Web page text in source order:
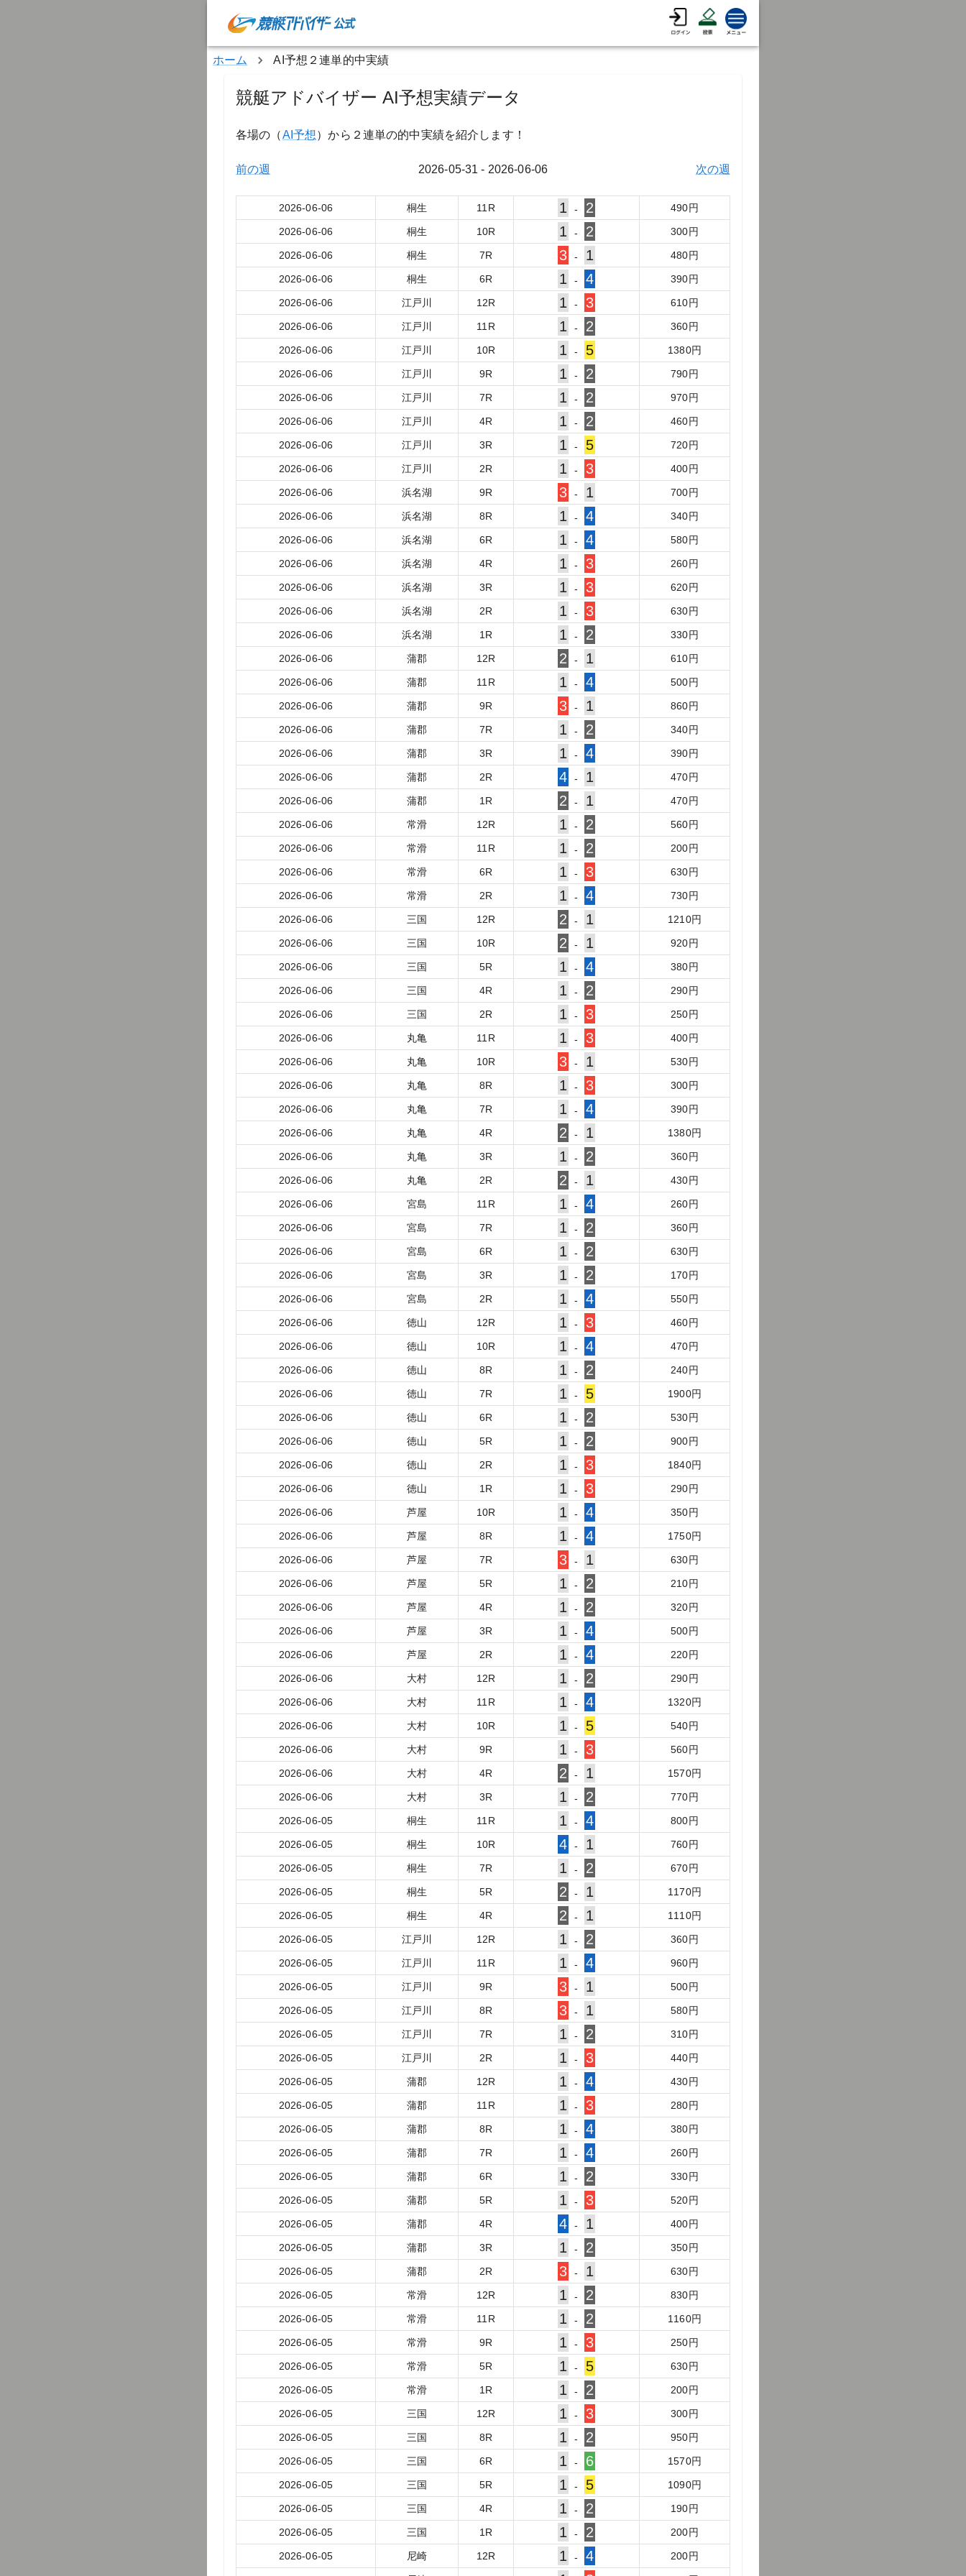
ホーム AI予想２連単的中実績
競艇アドバイザー AI予想実績データ
各場の（AI予想）から２連単の的中実績を紹介します！
前の週 2026-05-31 - 2026-06-06 次の週
2026-06-06 桐生 11 R 1 - 2 490円
2026-06-06 桐生 10R 1 - 2 300円
2026-06-06 桐生 7R 3 - 1 480円
2026-06-06 桐生 6R 1 - 4 390円
2026-06-06 江戸川 12R 1 - 3 610円
2026-06-06 江戸川 11 R 1 - 2 360円
2026-06-06 江戸川 10R 1 - 5 1380円
2026-06-06 江戸川 9R 1 - 2 790円
2026-06-06 江戸川 7R 1 - 2 970円
2026-06-06 江戸川 4R 1 - 2 460円
2026-06-06 江戸川 3R 1 - 5 720円
2026-06-06 江戸川 2R 1 - 3 400円
2026-06-06 浜名湖 9R 3 - 1 700円
2026-06-06 浜名湖 8R 1 - 4 340円
2026-06-06 浜名湖 6R 1 - 4 580円
2026-06-06 浜名湖 4R 1 - 3 260円
2026-06-06 浜名湖 3R 1 - 3 620円
2026-06-06 浜名湖 2R 1 - 3 630円
2026-06-06 浜名湖 1 R 1 - 2 330円
2026-06-06 蒲郡 12R 2 - 1 610円
2026-06-06 蒲郡 11 R 1 - 4 500円
2026-06-06 蒲郡 9R 3 - 1 860円
2026-06-06 蒲郡 7R 1 - 2 340円
2026-06-06 蒲郡 3R 1 - 4 390円
2026-06-06 蒲郡 2R 4 - 1 470円
2026-06-06 蒲郡 1 R 2 - 1 470円
2026-06-06 常滑 12R 1 - 2 560円
2026-06-06 常滑 11 R 1 - 2 200円
2026-06-06 常滑 6R 1 - 3 630円
2026-06-06 常滑 2R 1 - 4 730円
2026-06-06 三国 12R 2 - 1 1210円
2026-06-06 三国 10R 2 - 1 920円
2026-06-06 三国 5R 1 - 4 380円
2026-06-06 三国 4R 1 - 2 290円
2026-06-06 三国 2R 1 - 3 250円
2026-06-06 丸亀 11 R 1 - 3 400円
2026-06-06 丸亀 10R 3 - 1 530円
2026-06-06 丸亀 8R 1 - 3 300円
2026-06-06 丸亀 7R 1 - 4 390円
2026-06-06 丸亀 4R 2 - 1 1380円
2026-06-06 丸亀 3R 1 - 2 360円
2026-06-06 丸亀 2R 2 - 1 430円
2026-06-06 宮島 11 R 1 - 4 260円
2026-06-06 宮島 7R 1 - 2 360円
2026-06-06 宮島 6R 1 - 2 630円
2026-06-06 宮島 3R 1 - 2 170円
2026-06-06 宮島 2R 1 - 4 550円
2026-06-06 徳山 12R 1 - 3 460円
2026-06-06 徳山 10R 1 - 4 470円
2026-06-06 徳山 8R 1 - 2 240円
2026-06-06 徳山 7R 1 - 5 1900円
2026-06-06 徳山 6R 1 - 2 530円
2026-06-06 徳山 5R 1 - 2 900円
2026-06-06 徳山 2R 1 - 3 1840円
2026-06-06 徳山 1 R 1 - 3 290円
2026-06-06 芦屋 10R 1 - 4 350円
2026-06-06 芦屋 8R 1 - 4 1750円
2026-06-06 芦屋 7R 3 - 1 630円
2026-06-06 芦屋 5R 1 - 2 210円
2026-06-06 芦屋 4R 1 - 2 320円
2026-06-06 芦屋 3R 1 - 4 500円
2026-06-06 芦屋 2R 1 - 4 220円
2026-06-06 大村 12R 1 - 2 290円
2026-06-06 大村 11 R 1 - 4 1320円
2026-06-06 大村 10R 1 - 5 540円
2026-06-06 大村 9R 1 - 3 560円
2026-06-06 大村 4R 2 - 1 1570円
2026-06-06 大村 3R 1 - 2 770円
2026-06-05 桐生 11 R 1 - 4 800円
2026-06-05 桐生 10R 4 - 1 760円
2026-06-05 桐生 7R 1 - 2 670円
2026-06-05 桐生 5R 2 - 1 1170円
2026-06-05 桐生 4R 2 - 1 1110円
2026-06-05 江戸川 12R 1 - 2 360円
2026-06-05 江戸川 11 R 1 - 4 960円
2026-06-05 江戸川 9R 3 - 1 500円
2026-06-05 江戸川 8R 3 - 1 580円
2026-06-05 江戸川 7R 1 - 2 310円
2026-06-05 江戸川 2R 1 - 3 440円
2026-06-05 蒲郡 12R 1 - 4 430円
2026-06-05 蒲郡 11 R 1 - 3 280円
2026-06-05 蒲郡 8R 1 - 4 380円
2026-06-05 蒲郡 7R 1 - 4 260円
2026-06-05 蒲郡 6R 1 - 2 330円
2026-06-05 蒲郡 5R 1 - 3 520円
2026-06-05 蒲郡 4R 4 - 1 400円
2026-06-05 蒲郡 3R 1 - 2 350円
2026-06-05 蒲郡 2R 3 - 1 630円
2026-06-05 常滑 12R 1 - 2 830円
2026-06-05 常滑 11 R 1 - 2 1160円
2026-06-05 常滑 9R 1 - 3 250円
2026-06-05 常滑 5R 1 - 5 630円
2026-06-05 常滑 1 R 1 - 2 200円
2026-06-05 三国 12R 1 - 3 300円
2026-06-05 三国 8R 1 - 2 950円
2026-06-05 三国 6R 1 - 6 1570円
2026-06-05 三国 5R 1 - 5 1090円
2026-06-05 三国 4R 1 - 2 190円
2026-06-05 三国 1 R 1 - 2 200円
2026-06-05 尼崎 12R 1 - 4 200円